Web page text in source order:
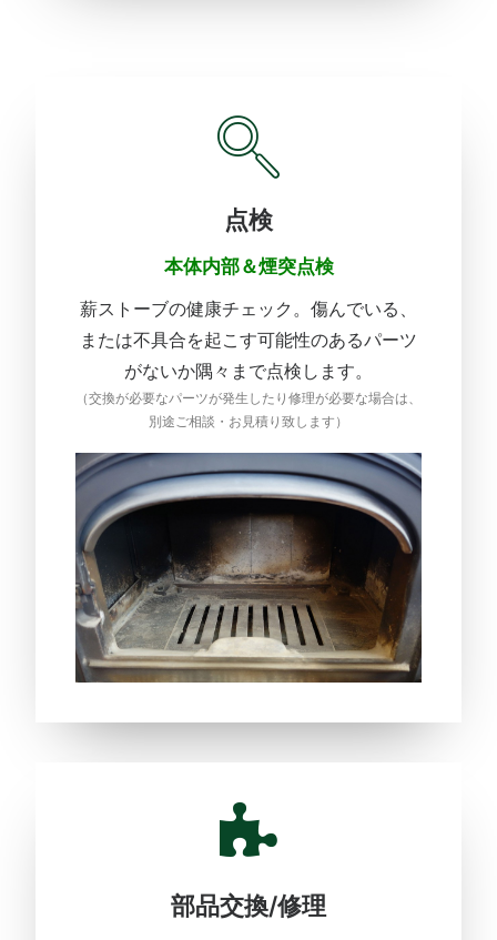
点検
本体内部＆煙突点検
薪ストーブの健康チェック。傷んでいる、
または不具合を起こす可能性のあるパーツ
がないか隅々まで点検し ます。
（交換が必要なパーツが発生したり修理が必要な場合は、
別途ご相談・お見積り致します）
部品交換/修理